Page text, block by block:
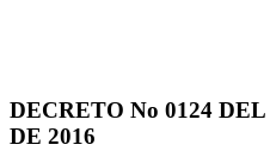
DECRETO No 0124
DE 2016